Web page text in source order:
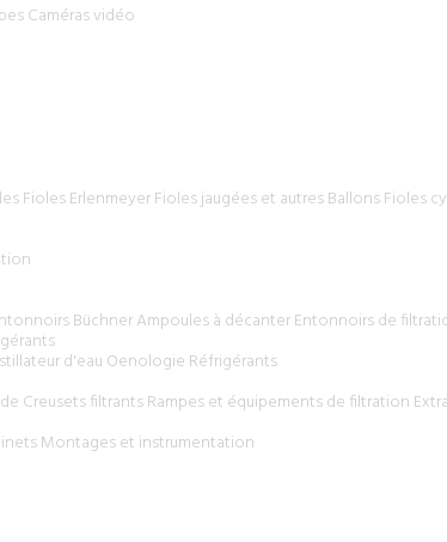
Caméras vidéo
Fioles ErlenmeyerFioles jaugées et autresBallonsFioles
BüchnerAmpoules à décanterEntonnoirs de
d'eau Oenologie Réfrigérants
Creusets filtrantsRampes et équipements de filtration
Montages et instrumentation
de laboratoire et